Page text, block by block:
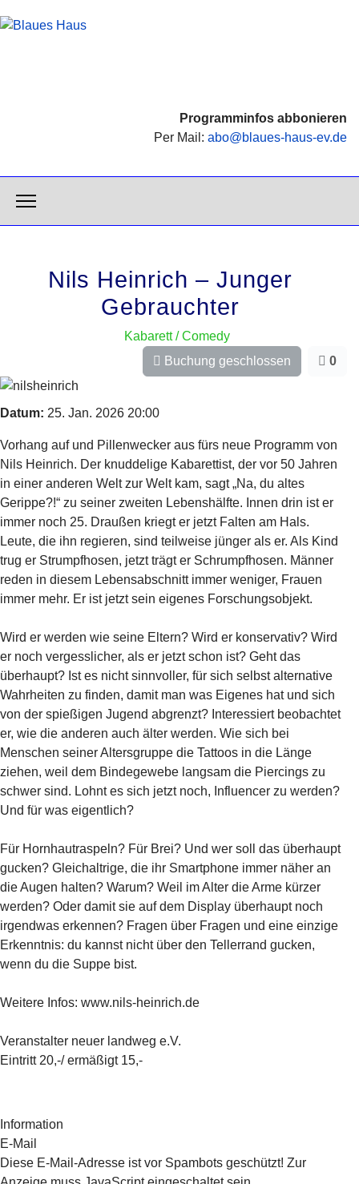
Programminfos abbonieren
Per Mail: abo@blaues-haus-ev.de
Nils Heinrich – Junger
Gebrauchter
Kabarett / Comedy
Buchung geschlossen
0
Datum: 25. Jan. 2026 20:00
Vorhang auf und Pillenwecker aus fürs neue Programm von
Nils Heinrich. Der knuddelige Kabarettist, der vor 50 Jahren
in einer anderen Welt zur Welt kam, sagt „Na, du altes
Gerippe?!“ zu seiner zweiten Lebenshälfte. Innen drin ist er
immer noch 25. Draußen kriegt er jetzt Falten am Hals.
Leute, die ihn regieren, sind teilweise jünger als er. Als Kind
trug er Strumpfhosen, jetzt trägt er Schrumpfhosen. Männer
reden in diesem Lebensabschnitt immer weniger, Frauen
immer mehr. Er ist jetzt sein eigenes Forschungsobjekt.
Wird er werden wie seine Eltern? Wird er konservativ? Wird
er noch vergesslicher, als er jetzt schon ist? Geht das
überhaupt? Ist es nicht sinnvoller, für sich selbst alternative
Wahrheiten zu finden, damit man was Eigenes hat und sich
von der spießigen Jugend abgrenzt? Interessiert beobachtet
er, wie die anderen auch älter werden. Wie sich bei
Menschen seiner Altersgruppe die Tattoos in die Länge
ziehen, weil dem Bindegewebe langsam die Piercings zu
schwer sind. Lohnt es sich jetzt noch, Influencer zu werden?
Und für was eigentlich?
Für Hornhautraspeln? Für Brei? Und wer soll das überhaupt
gucken? Gleichaltrige, die ihr Smartphone immer näher an
die Augen halten? Warum? Weil im Alter die Arme kürzer
werden? Oder damit sie auf dem Display überhaupt noch
irgendwas erkennen? Fragen über Fragen und eine einzige
Erkenntnis: du kannst nicht über den Tellerrand gucken,
wenn du die Suppe bist.
Weitere Infos: www.nils-heinrich.de
Veranstalter neuer landweg e.V.
Eintritt 20,-/ ermäßigt 15,-
Information
E-Mail
Diese E-Mail-Adresse ist vor Spambots geschützt! Zur